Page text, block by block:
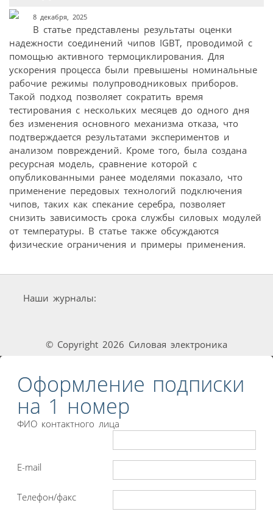
8 декабря, 2025
В статье представлены результаты оценки
надежности соединений чипов IGBT, проводимой с
помощью активного термоциклирования. Для
ускорения процесса были превышены номинальные
рабочие режимы полупроводниковых приборов.
Такой подход позволяет сократить время
тестирования с нескольких месяцев до одного дня
без изменения основного механизма отказа, что
подтверждается результатами экспериментов и
анализом повреждений. Кроме того, была создана
ресурсная модель, сравнение которой с
опубликованными ранее моделями показало, что
применение передовых технологий подключения
чипов, таких как спекание серебра, позволяет
снизить зависимость срока службы силовых модулей
от температуры. В статье также обсуждаются
физические ограничения и примеры применения.
Наши журналы:
© Copyright 2026 Силовая электроника
Оформление подписки
на 1 номер
ФИО контактного лица
E-mail
Телефон/факс